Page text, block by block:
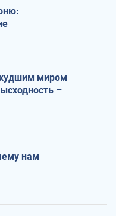
миром
–
нам